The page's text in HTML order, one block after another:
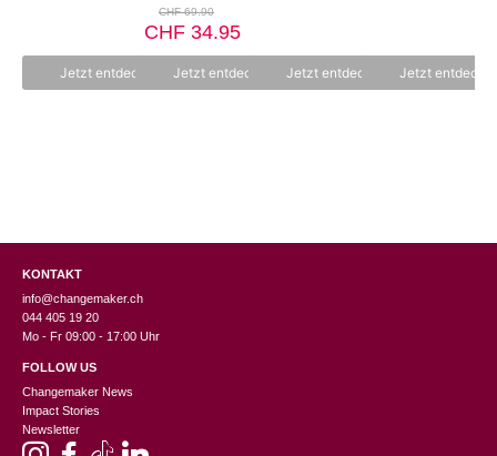
Jetzt entdecken
v
o
n
5
CHF69.90
Preis
CHF 69.90
CHF34.95Aktueller
Preis
ist:
CHF 34.95.
Jetzt entdecken Jetzt entdecken Jetzt
KONTAKT
info@changemaker.ch
044 405 19 20
Mo - Fr 09:00 - 17:00 Uhr
FOLLOW US
Changemaker News
Impact Stories
Newsletter